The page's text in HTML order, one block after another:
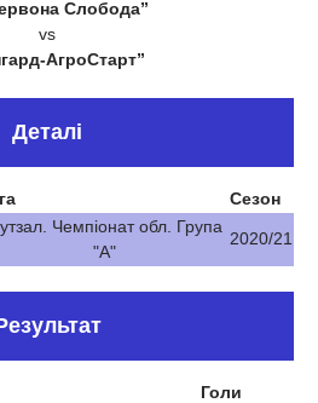
Слобода”
vs
АгроСтарт”
Деталі
Сезон
Чемпіонат обл. Група
"А"
2020/21
Голи